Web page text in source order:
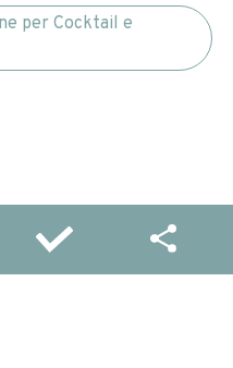
per Cocktail e